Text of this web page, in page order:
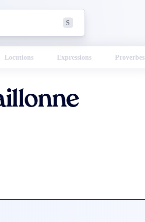
S
Locutions Expressions Proverbes